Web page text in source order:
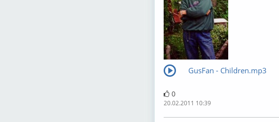
GusFan - Children.mp3
0
20.02.2011 10:39